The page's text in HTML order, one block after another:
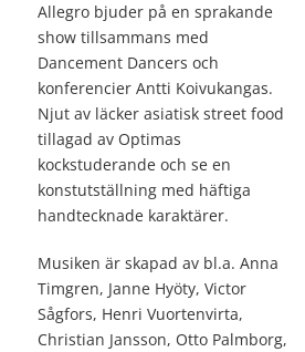
Allegro bjuder på en sprakande
show tillsammans med
Dancement Dancers och
konferencier Antti Koivukangas.
Njut av läcker asiatisk street food
tillagad av Optimas
kockstuderande och se en
konstutställning med häftiga
handtecknade karaktärer.
Musiken är skapad av bl.a. Anna
Timgren, Janne Hyöty, Victor
Sågfors, Henri Vuortenvirta,
Christian Jansson, Otto Palmborg,